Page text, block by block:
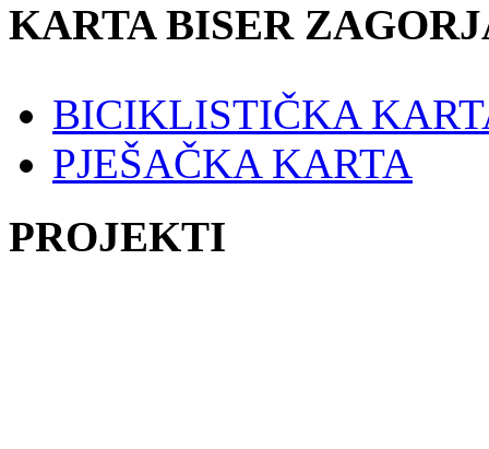
KARTA BISER
BICIKLISTIČKA
PJEŠAČKA KARTA
PROJEKTI